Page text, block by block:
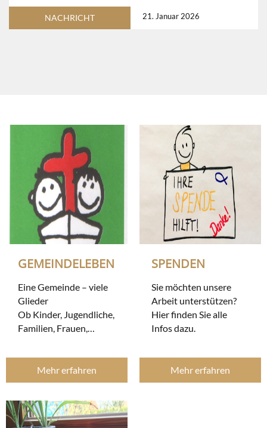
NACHRICHT 21. Januar 2026
GEMEINDELEBEN
Eine Gemeinde – viele
Glieder
Ob Kinder, Jugendliche,
Familien, Frauen,
Gemeindegruppen ist
für jeden etwas dabei!
Mehr erfahren
SPENDEN
Sie möchten unsere
Arbeit unterstützen?
Hier finden Sie alle
Infos dazu.
Mehr erfahren